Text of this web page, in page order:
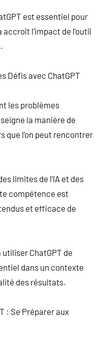
est essentiel pour
l’impact de l’outil
Défis avec ChatGPT
les problèmes
la manière de
que l’on peut rencontrer
limites de l’IA et des
compétence est
et efficace de
ChatGPT de
dans un contexte
des résultats.
: Se Préparer aux